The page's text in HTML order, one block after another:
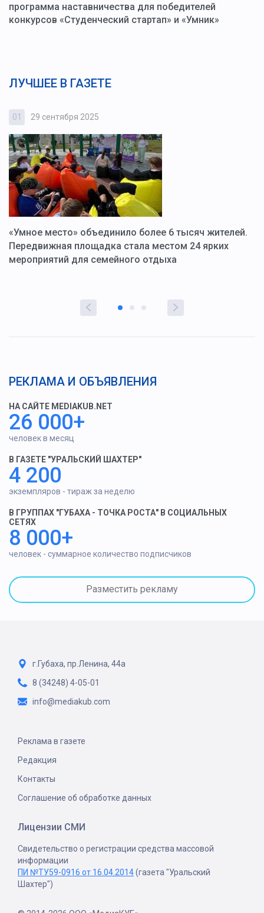
программа наставничества для победителей
конкурсов «Студенческий стартап» и «Умник»
ЛУЧШЕЕ В ГАЗЕТЕ
01 29 сентября 2025
«Умное место» объединило более 6 тысяч жителей.
Передвижная площадка стала местом 24 ярких
мероприятий для семейного отдыха
РЕКЛАМА И ОБЪЯВЛЕНИЯ
НА САЙТЕ MEDIAKUB.NET
26 000+
человек в месяц
В ГАЗЕТЕ "УРАЛЬСКИЙ ШАХТЕР"
4 200
экземпляров - тираж за неделю
В ГРУППАХ "ГУБАХА - ТОЧКА РОСТА" В СОЦИАЛЬНЫХ
СЕТЯХ
8 000+
человек - суммарное количество подписчиков
Разместить рекламу
г.Губаха, пр.Ленина, 44а
8 (34248) 4-05-01
info@mediakub.com
Реклама в газете
Редакция
Контакты
Соглашение об обработке данных
Лицензии СМИ
Свидетельство о регистрации средства массовой
информации
ПИ №ТУ59-0916 от 16.04.2014(газета "Уральский
Шахтер")